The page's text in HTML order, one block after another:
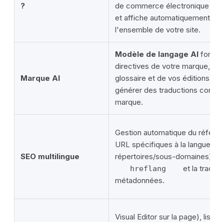
?
de commerce électronique ;
et affiche automatiquement le
l'ensemble de votre site.
Marque AI
Modèle de langage AI formé
directives de votre marque, de
glossaire et de vos éditions
générer des traductions
marque.
SEO multilingue
Gestion automatique du
URL spécifiques à la langue
répertoires/sous-domaines),
hreflang
et la
métadonnées.
Visual Editor sur la page), liste